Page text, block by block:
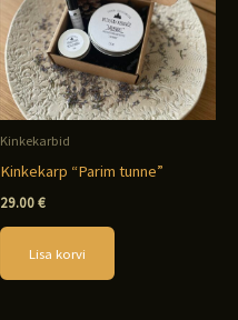
Kinkekarbid
Kinkekarp “Parim tunne”
29.00€
Lisa korvi